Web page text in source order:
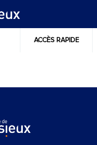
ACCÈS RAPIDE